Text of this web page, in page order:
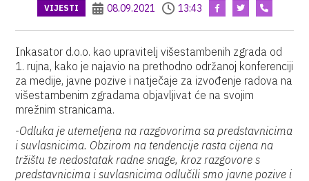
VIJESTI 08.09.2021 13:43
Inkasator d.o.o. kao upravitelj višestambenih zgrada od
1. rujna, kako je najavio na prethodno održanoj konferenciji
za medije, javne pozive i natječaje za izvođenje radova na
višestambenim zgradama objavljivat će na svojim
mrežnim stranicama.
-Odluka je utemeljena na razgovorima sa predstavnicima
i suvlasnicima. Obzirom na tendencije rasta cijena na
tržištu te nedostatak radne snage, kroz razgovore s
predstavnicima i suvlasnicima odlučili smo javne pozive i